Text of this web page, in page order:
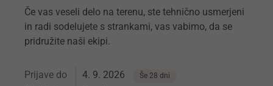
Če vas veseli delo na terenu, ste tehnično usmerjeni
in radi sodelujete s strankami, vas vabimo, da se
pridružite naši ekipi.
Prijave do 4. 9. 2026 Še 28 dni